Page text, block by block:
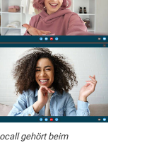
gehört beim